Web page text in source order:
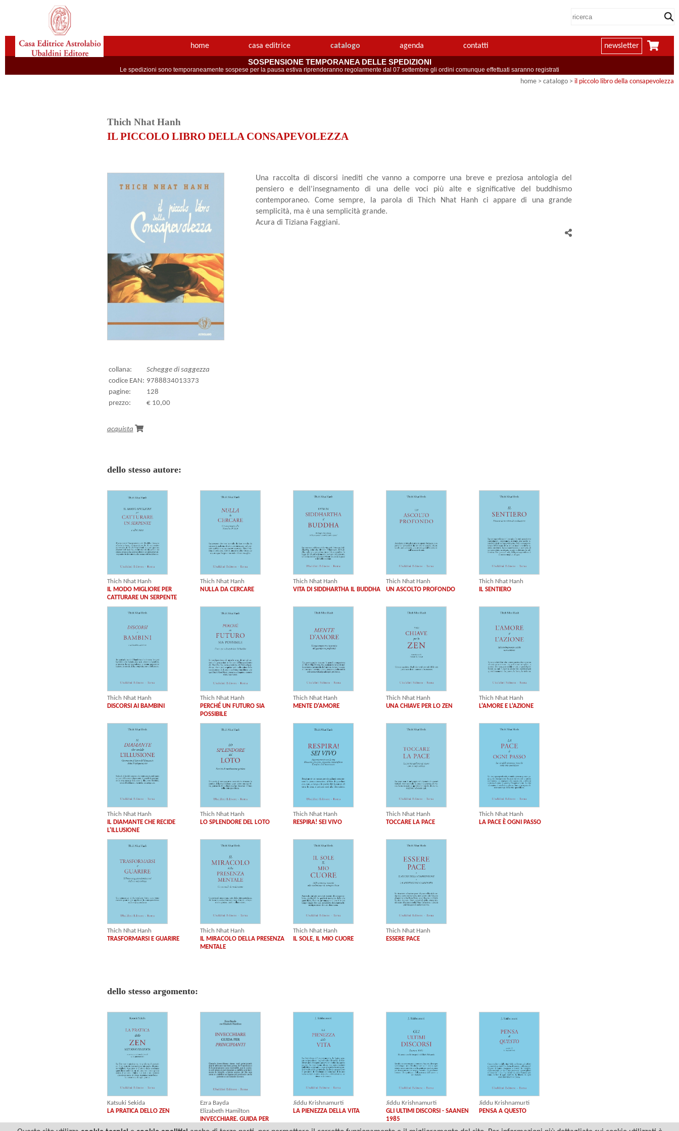
home casa editrice catalogo agenda contatti newsletter
SOSPENSIONE TEMPORANEA DELLE SPEDIZIONI
Le spedizioni sono temporaneamente sospese per la pausa estiva riprenderanno regolarmente dal 07 settembre gli ordini comunque effettuati saranno registrati
home > catalogo > il piccolo libro della consapevolezza
Thich Nhat Hanh
IL PICCOLO LIBRO DELLA CONSAPEVOLEZZA
Una raccolta di discorsi inediti che vanno a comporre una breve e preziosa antologia del
pensiero e dell'insegnamento di una delle voci più alte e significative del buddhismo
contemporaneo. Come sempre, la parola di Thich Nhat Hanh ci appare di una grande
semplicità, ma è una semplicità grande.
Acura di Tiziana Faggiani.
collana:
Schegge di saggezza
codice EAN: 9788834013373
pagine:
128
prezzo:
€ 10,00
acquista
dello stesso autore:
Thich Nhat Hanh
IL MODO MIGLIORE PER
CATTURARE UN SERPENTE
Thich Nhat Hanh
NULLA DA CERCARE
Thich Nhat Hanh
VITA DI SIDDHARTHA IL BUDDHA
Thich Nhat Hanh
UN ASCOLTO PROFONDO
Thich Nhat Hanh
IL SENTIERO
Thich Nhat Hanh
DISCORSI AI BAMBINI
Thich Nhat Hanh
PERCHÉ UN FUTURO SIA
POSSIBILE
Thich Nhat Hanh
MENTE D'AMORE
Thich Nhat Hanh
UNA CHIAVE PER LO ZEN
Thich Nhat Hanh
L'AMORE E L'AZIONE
Thich Nhat Hanh
IL DIAMANTE CHE RECIDE
L'ILLUSIONE
Thich Nhat Hanh
LO SPLENDORE DEL LOTO
Thich Nhat Hanh
RESPIRA! SEI VIVO
Thich Nhat Hanh
TOCCARE LA PACE
Thich Nhat Hanh
LA PACE È OGNI PASSO
Thich Nhat Hanh
TRASFORMARSI E GUARIRE
Thich Nhat Hanh
IL MIRACOLO DELLA PRESENZA
MENTALE
Thich Nhat Hanh
IL SOLE, IL MIO CUORE
Thich Nhat Hanh
ESSERE PACE
dello stesso argomento:
Katsuki Sekida
LA PRATICA DELLO ZEN
Ezra Bayda
Elizabeth Hamilton
INVECCHIARE. GUIDA PER
PRINCIPIANTI
Jiddu Krishnamurti
LA PIENEZZA DELLA VITA
Jiddu Krishnamurti
GLI ULTIMI DISCORSI - SAANEN
1985
Jiddu Krishnamurti
PENSA A QUESTO